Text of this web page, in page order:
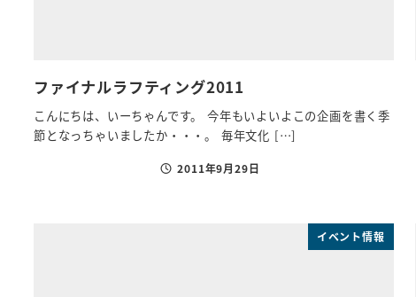
ファイナルラフティング2011
こんにちは、いーちゃんです。 今年もいよいよこの企画を書く季
節となっちゃいましたか・・・。 毎年文化 […]
投稿日2011年9月29日
イベント情報